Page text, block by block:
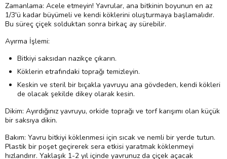
Zamanlama: Acele etmeyin! Yavrular, ana bitkinin boyunun en az
1/3'ü kadar büyümeli ve kendi köklerini oluşturmaya başlamalıdır.
Bu süreç çiçek solduktan sonra birkaç ay sürebilir.
Ayırma İşlemi:
Bitkiyi saksıdan nazikçe çıkarın.
Köklerin etrafındaki toprağı temizleyin.
Keskin ve steril bir bıçakla yavruyu ana gövdeden, kendi kökleri
de olacak şekilde dikey olarak kesin.
Dikim: Ayırdığınız yavruyu, orkide toprağı ve torf karışımı olan küçük
bir saksıya dikin.
Bakım: Yavru bitkiyi köklenmesi için sıcak ve nemli bir yerde tutun.
Plastik bir poşet geçirerek sera etkisi yaratmak köklenmeyi
hızlandırır. Yaklaşık 1-2 yıl içinde yavrunuz da çiçek açacak